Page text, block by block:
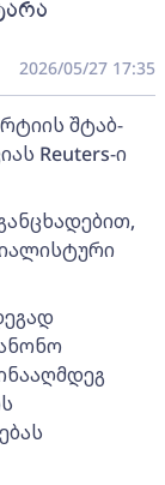
2026/05/27 17:35
შტაბ-
Reuters-ი